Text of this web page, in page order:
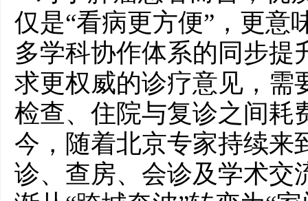
仅是“看病更方便”，更意
多学科协作体系的同步提
求更权威的诊疗意见，需
检查、住院与复诊之间耗
今，随着北京专家持续来
诊、查房、会诊及学术交